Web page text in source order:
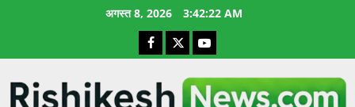
अगस्त 8, 2026 3:42:22 AM
Facebook
X YouTube